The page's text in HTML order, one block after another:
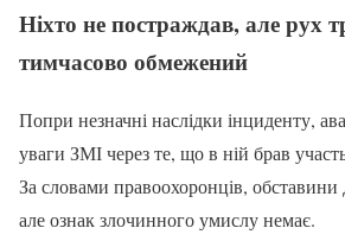
Ніхто не постраждав, але рух
тимчасово обмежений
Попри незначні наслідки інциденту,
уваги ЗМІ через те, що в ній брав
За словами правоохоронців,
але ознак злочинного умислу немає.